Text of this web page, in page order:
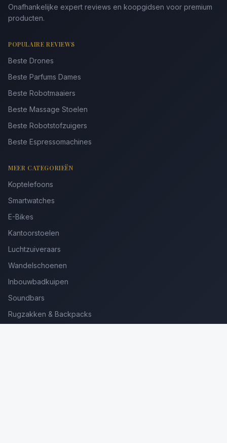
Onafhankelijke expert reviews en koopgidsen voor premium
producten.
POPULAIRE REVIEWS
Beste Drones
Beste Parfums Dames
Beste Robotmaaiers
Beste Massage Stoelen
Beste Robotstofzuigers
Beste Espressomachines
MEER CATEGORIEËN
Koptelefoons
Smartwatches
E-Bikes
Kantoorstoelen
Luchtzuiveraars
Wandelschoenen
Inbouwbadkuipen
Soundbars
Rugzakken & Backpacks